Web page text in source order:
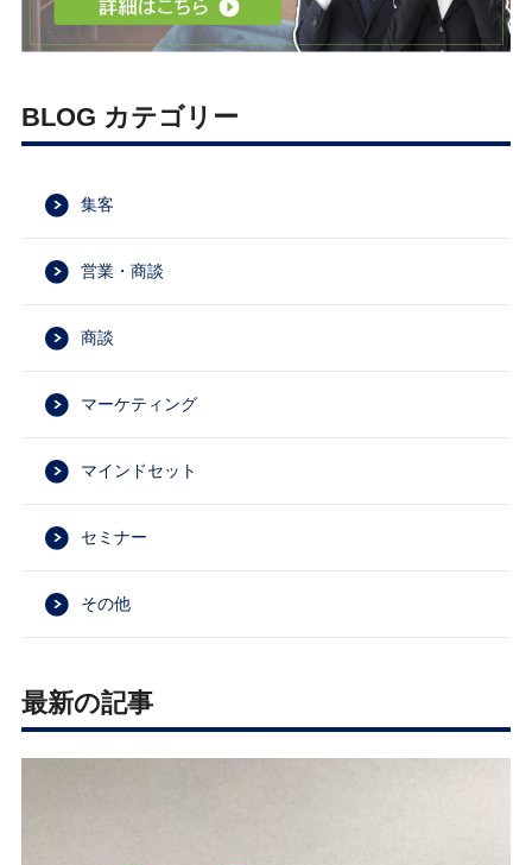
BLOG カテゴリー
集客
営業・商談
商談
マーケティング
マインドセット
セミナー
その他
最新の記事